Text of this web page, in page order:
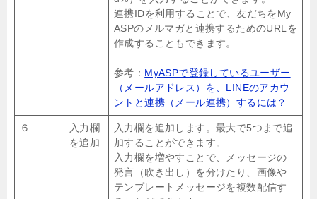
連携IDを利用することで、友だちをMy
ASPのメルマガと連携するためのURLを
作成することもできます。
参考： MyASPで登録しているユーザー
（メールアドレス）を、LINEのアカウ
ントと連携（メール連携）するには？
６
入力欄
を追加
入力欄を追加します。最大で5つまで追
加することができます。
入力欄を増やすことで、メッセージの
発言（吹き出し）を分けたり、画像や
テンプレートメッセージを複数配信す